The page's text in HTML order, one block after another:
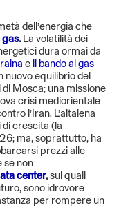
dell’energia che
gas. La volatilità dei
dura ormai da
e il bando al gas
nuovo equilibrio del
Mosca; una missione
crisi mediorientale
l’Iran. L’altalena
crescita (la
ma, soprattutto, ha
prezzi alle
se non
center,sui quali
sono idrovore
per rompere un